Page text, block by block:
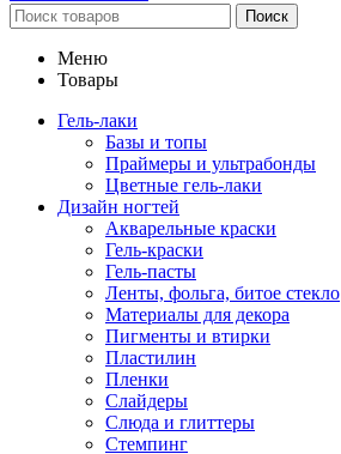
Поиск
Меню
Товары
Гель-лаки
Базы и топы
Праймеры и ультрабонды
Цветные гель-лаки
Дизайн ногтей
Акварельные краски
Гель-краски
Гель-пасты
Ленты, фольга, битое стекло
Материалы для декора
Пигменты и втирки
Пластилин
Пленки
Слайдеры
Слюда и глиттеры
Стемпинг